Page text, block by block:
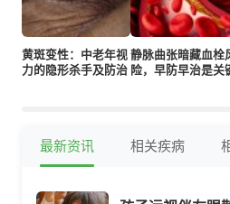
黄斑变性：中老年视
力的隐形杀手及防治
静脉曲张暗藏血栓
险，早防早治是关
最新资讯 相关疾病